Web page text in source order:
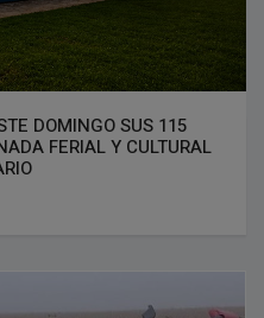
DOMINGO SUS 115
FERIAL Y CULTURAL